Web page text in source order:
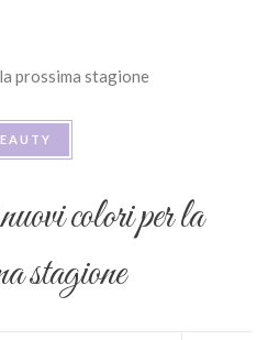
colori per la
stagione